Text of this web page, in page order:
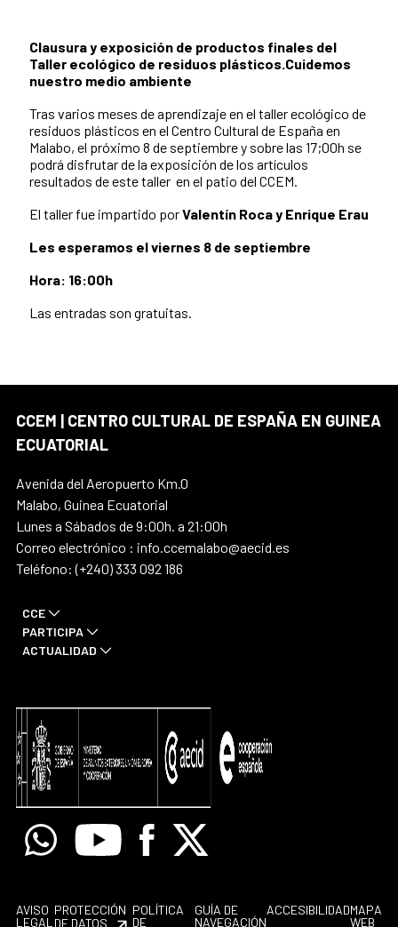
Clausura y exposición de productos finales del
Taller ecológico de residuos plásticos.Cuidemos
nuestro medio ambiente
Tras varios meses de aprendizaje en el taller ecológico de
residuos plásticos en el Centro Cultural de España en
Malabo, el próximo 8 de septiembre y sobre las 17;00h se
podrá disfrutar de la exposición de los artículos
resultados de este taller en el patio del CCEM.
El taller fue impartido porValentín Roca y Enrique Erau
Les esperamos el viernes 8 de septiembre
Hora: 16:00h
Las entradas son gratuitas.
CCEM | CENTRO CULTURAL DE ESPAÑA EN GUINEA
ECUATORIAL
Avenida del Aeropuerto Km.0
Malabo, Guinea Ecuatorial
Lunes a Sábados de 9:00h. a 21:00h
Correo electrónico : info.ccemalabo@aecid.es
Teléfono: (+240) 333 092 186
CCE
PARTICIPA
ACTUALIDAD
WhatsappYoutube Facebook
X
AVISO
LEGAL
PROTECCIÓN
DE DATOS
POLÍTICA
DE
GUÍA DE
NAVEGACIÓN
ACCESIBILIDADMAPA
WEB